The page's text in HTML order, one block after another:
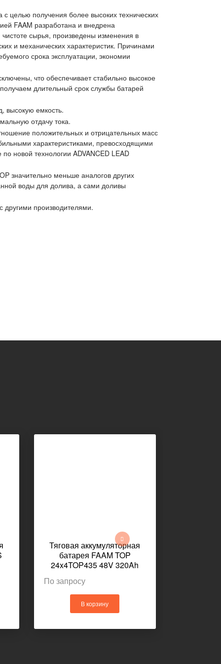
целью получения более высоких технических
FAAM разработана и внедрена
сырья, произведены изменения в
и механических характеристик. Причинами
срока эксплуатации, экономии
что обеспечивает стабильно высокое
длительный срок службы батарей
высокую емкость.
отдачу тока.
положительных и отрицательных масс
характеристиками, превосходящими
новой технологии ADVANCED LEAD
значительно меньше аналогов других
воды для долива, а сами доливы
другими производителями.
Тяговая аккумуляторная
батарея FAAM TOP
24x4TOP435 48V 320Ah
По запросу
В корзину